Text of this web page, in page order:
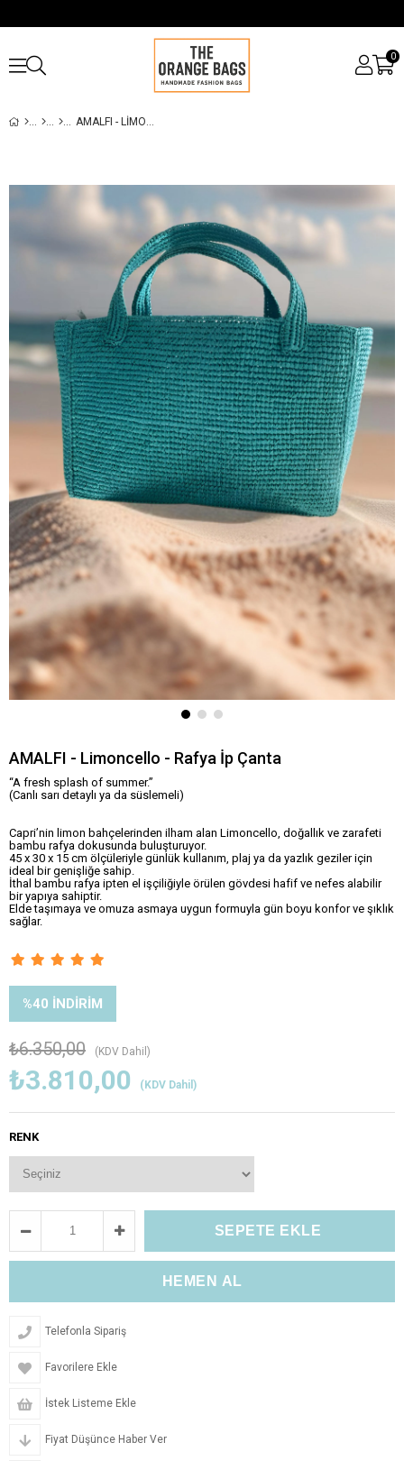
0
AMALFI - LIMONCELLO - RAFYA İP ÇANTA
AMALFI - Limoncello - Rafya İp Çanta
“A fresh splash of summer.”
(Canlı sarı detaylı ya da süslemeli)
Capri’nin limon bahçelerinden ilham alan Limoncello, doğallık ve zarafeti
bambu rafya dokusunda buluşturuyor.
45 x 30 x 15 cm ölçüleriyle günlük kullanım, plaj ya da yazlık geziler için
ideal bir genişliğe sahip.
İthal bambu rafya ipten el işçiliğiyle örülen gövdesi hafif ve nefes alabilir
bir yapıya sahiptir.
Elde taşımaya ve omuza asmaya uygun formuyla gün boyu konfor ve şıklık
sağlar.
%40 İNDIRIM
₺6.350,00 (KDV Dahil)
₺3.810,00 (KDV Dahil)
RENK
Telefonla Sipariş
Favorilere Ekle
İstek Listeme Ekle
Fiyat Düşünce Haber Ver